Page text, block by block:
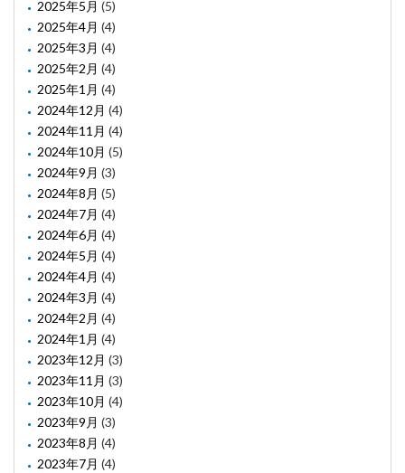
2025年5月 (5)
2025年4月 (4)
2025年3月 (4)
2025年2月 (4)
2025年1月 (4)
2024年12月 (4)
2024年11月 (4)
2024年10月 (5)
2024年9月 (3)
2024年8月 (5)
2024年7月 (4)
2024年6月 (4)
2024年5月 (4)
2024年4月 (4)
2024年3月 (4)
2024年2月 (4)
2024年1月 (4)
2023年12月 (3)
2023年11月 (3)
2023年10月 (4)
2023年9月 (3)
2023年8月 (4)
2023年7月 (4)